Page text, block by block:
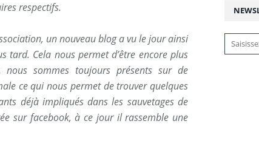
respectifs.
un nouveau blog a vu le jour ainsi
tard. Cela nous permet d’être encore plus
sommes toujours présents sur de
ce qui nous permet de trouver quelques
déjà impliqués dans les sauvetages de
sur facebook, à ce jour il rassemble une